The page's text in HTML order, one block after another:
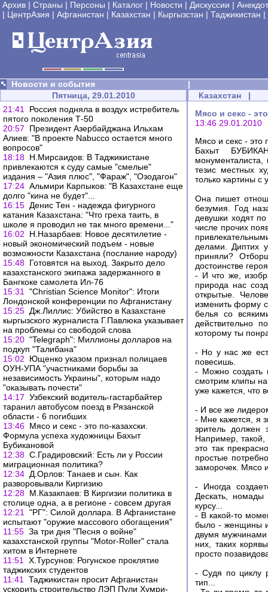
Архив | Страны | Персоны | Каталог | Новости | Дискуссии |
| ЦентрАзия | Афганистан | Казахстан | Кыргызстан | Таджикистан |
Новости и события
|
Пятница, 29.01.2010
21:41
Россия подняла в воздух истребитель
пятого поколения Т-50
20:57
Президент Азербайджана Ильхам
Алиев: "В проекте Nabucco остается много
вопросов"
18:18 Н.Мирсаидов: В Таджикистане
привлекаются к суду самые "смелые"
издания – "Азия плюс", "Фараж", "Озодагон"
17:24 Альмири Карпыков: "В Казахстане еще
долго "кина не будет"...
16:15 Денис Тен - надежда фигурного
катания Казахстана: "Что греха таить, в
школе я проводил не так много времени..."
16:02
Н.Назарбаев: Новое десятилетие -
новый экономический подъем - новые
возможности Казахстана (послание народу)
15:48 Готовятся на выход. Закрыто дело
казахстанского экипажа задержанного в
Бангкоке самолета Ил-76
15:31
"Christian Science Monitor": Итоги
Лондонской конференции по Афганистану
15:25 Дж.Лиллис: Убийство в Казахстане
кыргызского журналиста Г.Павлюка указывает
на проблемы со свободой слова
15:20 "Telegraph": Миллионы долларов на
подкуп "Талибана"
15:02
Ющенко указом признал полицаев
ОУН-УПА "участниками борьбы за
независимость Украины", которым надо
"оказывать почести"
14:17 Узбекский водитель-гастарбайтер
таранил автобусом поезд в Рязанской
области - 6 погибших
13:46 Мясо и секс - это по-казахски.
Формула успеха художницы Бахыт
Бубикановой
12:38 С.Градировский: Есть ли у России
миграционная политика?
12:34 Д.Орлов: Танаев и сын. Как
разворовывали Киргизию
12:28 М.Казакпаев: В Киргизии политика в
столице одна, а в регионе - совсем другая
12:21
"РГ": Силой доллара. В Афганистане
испытают "оружие массового обогащения"
11:55 За три дня "Песня о войне"
казахстанской группы "Motor-Roller" стала
хитом в Интернете
11:51
Х.Турсунов: Рогунское проклятие
таджикских студентов
11:41
Таджикистан просит Афганистан
ускорить строительство ЛЭП Пули Хумри-
Казахстан |
Мясо и секс -
13:46 29.01.2010
Мясо и секс - это
Бахыт
монументалиста,
тезис местных
только картины
Она пишет
безумия. Год
девушки ходят
числе прочих
делами. Диптих
приняли?
достоинстве
- И что же,
природа нас
открытые.
изменить форму
белья со
действительно
которому ты
- Но у нас же
повесишь.
- Можно создать
смотрим клипы
уже кажется, что
- И все же
- Мне кажется, я
зритель
Например,
это так
простые
заморочек. Мясо и
- Иногда
Дескать,
курсу...
- В какой-то
было - женщины
двумя
них, таких
просто
- Судя по циклу
тип...